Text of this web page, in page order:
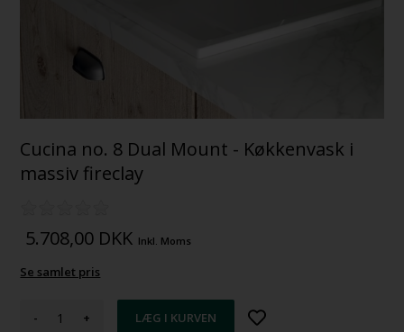
Cucina no. 8 Dual Mount - Køkkenvask i
massiv fireclay
5.708,00 DKK Inkl. Moms
Se samlet pris
- +